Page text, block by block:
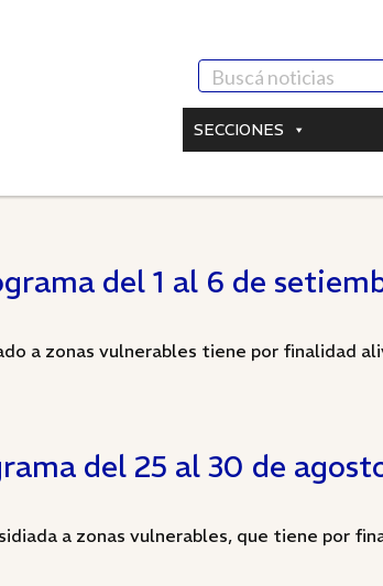
SECCIONES
del 1 al 6 de
a zonas vulnerables tiene por finalidad
del 25 al 30 de
a zonas vulnerables, que tiene por